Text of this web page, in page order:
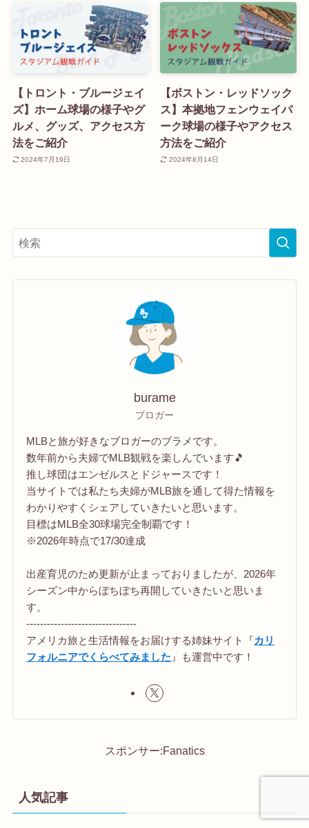
【トロント・ブルージェイ
ズ】ホーム球場の様子やグ
ルメ、グッズ、アクセス方
法をご紹介
2024年7月19日
【ボストン・レッドソック
ス】本拠地フェンウェイパ
ーク球場の様子やアクセス
方法をご紹介
2024年8月14日
burame
ブロガー
MLBと旅が好きなブロガーのブラメです。
数年前から夫婦でMLB観戦を楽しんでいます🎵
推し球団はエンゼルスとドジャースです！
当サイトでは私たち夫婦がMLB旅を通して得た情報を
わかりやすくシェアしていきたいと思います。
目標はMLB全30球場完全制覇です！
※2026年時点で17/30達成
出産育児のため更新が止まっておりましたが、2026年
シーズン中からぼちぼち再開していきたいと思いま
す。
--------------------------------
アメリカ旅と生活情報をお届けする姉妹サイト『カリ
フォルニアでくらべてみました 』も運営中です！
スポンサー:Fanatics
人気記事